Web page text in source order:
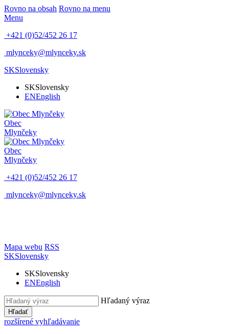
Rovno na obsah Rovno na menu
Menu
+421 (0)52/452 26 17
mlynceky@mlynceky.sk
SKSlovensky
SKSlovensky
ENEnglish
Obec
Mlynčeky
Obec
Mlynčeky
+421 (0)52/452 26 17
mlynceky@mlynceky.sk
Mapa webu RSS
SKSlovensky
SKSlovensky
ENEnglish
Hľadaný výraz
Hľadať
rozšírené vyhľadávanie